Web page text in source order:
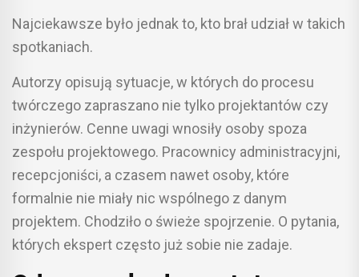
Najciekawsze było jednak to, kto brał udział w takich
spotkaniach.
Autorzy opisują sytuacje, w których do procesu
twórczego zapraszano nie tylko projektantów czy
inżynierów. Cenne uwagi wnosiły osoby spoza
zespołu projektowego. Pracownicy administracyjni,
recepcjoniści, a czasem nawet osoby, które
formalnie nie miały nic wspólnego z danym
projektem. Chodziło o świeże spojrzenie. O pytania,
których ekspert często już sobie nie zadaje.